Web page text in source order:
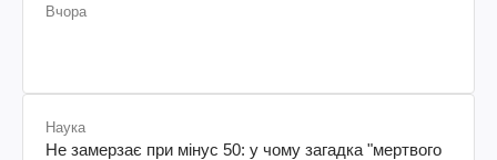
Вчора
Наука
Не замерзає при мінус 50: у чому загадка "мертвого